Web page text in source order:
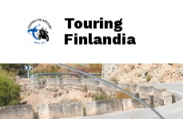
Touring
Finlandia